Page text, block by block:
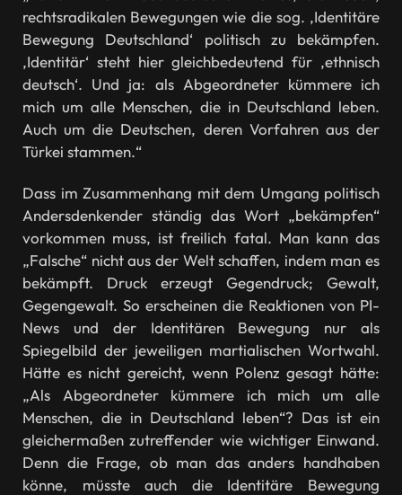
rechtsradikalen Bewegungen wie die sog. ,Identitäre
Bewegung Deutschland‘ politisch zu bekämpfen.
,Identitär‘ steht hier gleichbedeutend für ,ethnisch
deutsch‘. Und ja: als Abgeordneter kümmere ich
mich um alle Menschen, die in Deutschland leben.
Auch um die Deutschen, deren Vorfahren aus der
Türkei stammen.“
Dass im Zusammenhang mit dem Umgang politisch
Andersdenkender ständig das Wort „bekämpfen“
vorkommen muss, ist freilich fatal. Man kann das
„Falsche“ nicht aus der Welt schaffen, indem man es
bekämpft. Druck erzeugt Gegendruck; Gewalt,
Gegengewalt. So erscheinen die Reaktionen von PI-
News und der Identitären Bewegung nur als
Spiegelbild der jeweiligen martialischen Wortwahl.
Hätte es nicht gereicht, wenn Polenz gesagt hätte:
„Als Abgeordneter kümmere ich mich um alle
Menschen, die in Deutschland leben“? Das ist ein
gleichermaßen zutreffender wie wichtiger Einwand.
Denn die Frage, ob man das anders handhaben
könne, müsste auch die Identitäre Bewegung